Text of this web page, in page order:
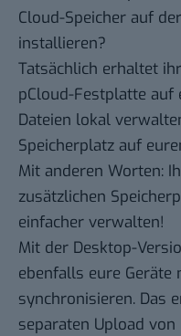
Cloud-Speicher auf
installieren?
Tatsächlich erhaltet
pCloud-Festplatte auf
Dateien lokal
Speicherplatz auf
Mit anderen Worten:
zusätzlichen
einfacher verwalten!
Mit der Desktop-
ebenfalls eure Geräte
synchronisieren. Das
separaten Upload